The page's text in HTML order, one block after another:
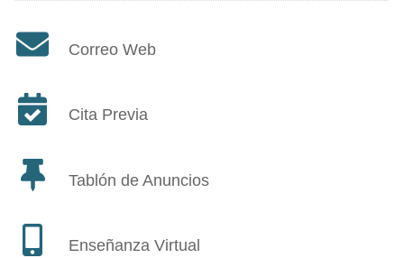
Correo Web
Cita Previa
Tablón de Anuncios
Enseñanza Virtual